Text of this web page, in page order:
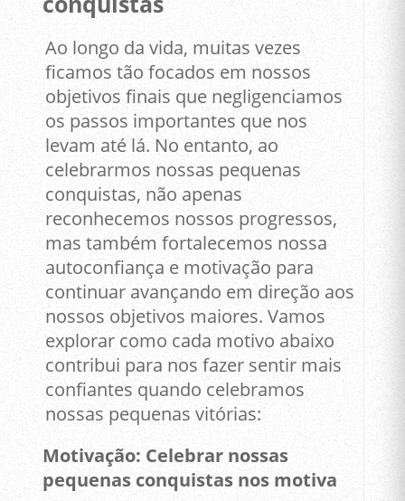
Ao longo da vida, muitas vezes
ficamos tão focados em nossos
objetivos finais que negligenciamos
os passos importantes que nos
levam até lá. No entanto, ao
celebrarmos nossas pequenas
conquistas, não apenas
reconhecemos nossos progressos,
mas também fortalecemos nossa
autoconfiança e motivação para
continuar avançando em direção aos
nossos objetivos maiores. Vamos
explorar como cada motivo abaixo
contribui para nos fazer sentir mais
confiantes quando celebramos
nossas pequenas vitórias:
Motivação: Celebrar nossas
pequenas conquistas nos motiva